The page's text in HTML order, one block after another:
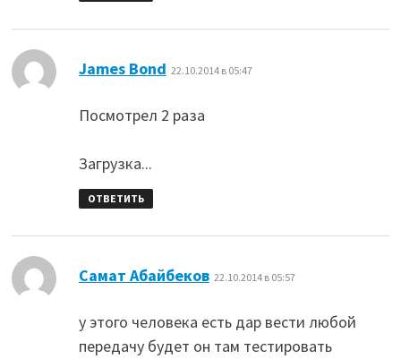
James Bond 22.10.2014 в 05:47
Посмотрел 2 раза
Загрузка...
ОТВЕТИТЬ
Самат Абайбеков: 22.10.2014 в 05:57
у этого человека есть дар вести любой
передачу будет он там тестировать